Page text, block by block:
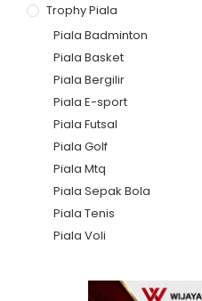
Trophy Piala
Piala Badminton
Piala Basket
Piala Bergilir
Piala E-sport
Piala Futsal
Piala Golf
Piala Mtq
Piala Sepak Bola
Piala Tenis
Piala Voli